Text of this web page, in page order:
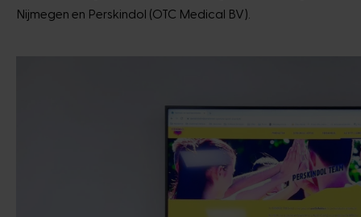
Nijmegen en Perskindol (OTC Medical BV).